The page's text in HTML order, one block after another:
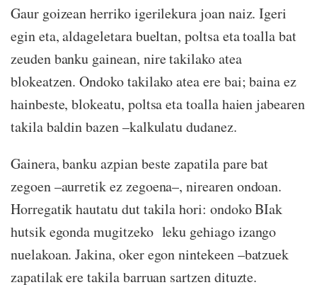
Gaur goizean herriko igerilekura joan naiz. Igeri
egin eta, aldageletara bueltan, poltsa eta toalla bat
zeuden banku gainean, nire takilako atea
blokeatzen. Ondoko takilako atea ere bai; baina ez
hainbeste, blokeatu, poltsa eta toalla haien jabearen
takila baldin bazen –kalkulatu dudanez.
Gainera, banku azpian beste zapatila pare bat
zegoen –aurretik ez zegoena–, nirearen ondoan.
Horregatik hautatu dut takila hori: ondoko BIak
hutsik egonda mugitzeko leku gehiago izango
nuelakoan. Jakina, oker egon nintekeen –batzuek
zapatilak ere takila barruan sartzen dituzte.